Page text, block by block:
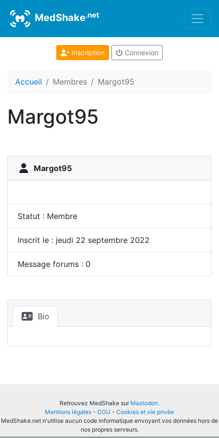
MedShake.net
Inscription Connexion
Accueil Membres Margot95
Margot95
Margot95
Statut : Membre
Inscrit le : jeudi 22 septembre 2022
Message forums : 0
Bio
Retrouvez MedShake sur Mastodon.
Mentions légales - CGU - Cookies et vie privée
MedShake.net n'utilise aucun code informatique envoyant vos données hors de
nos propres serveurs.